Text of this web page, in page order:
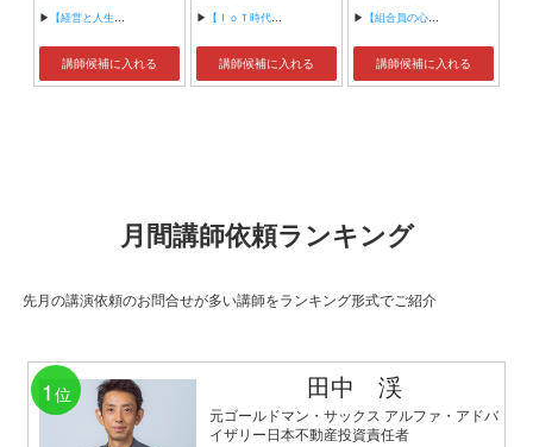
▶ 【経営と人生がHappyになる3つのキーワード】
講師候補に入れる
▶ 【ＩｏＴ時代にニッポンの製造業が一気に抜け出す！！ ～世界トップシェアのセンサーとロボットで戦え！】
講師候補に入れる
▶ 【組合員の心をぐっと掴むコミュニケーション術～組合員が「あなたが言うなら」と動き出す３ステップ～】
講師候補に入れる
月間講師依頼ランキング
先月の講演依頼のお問合せが多い講師をランキング形式でご紹介
1 位 田中 渓
元ゴールドマン・サックス アルファ・アドバ
イザリー日本不動産投資責任者